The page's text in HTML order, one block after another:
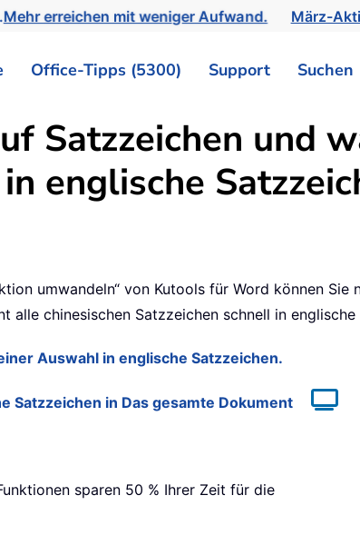
Mehr erreichen mit weniger Aufwand. März-
Office-Tipps (5300) Support Suchen
Satzzeichen und
englische
umwandeln“ von Kutools für Word können Sie
alle chinesischen Satzzeichen schnell in englische
Auswahl in englische Satzzeichen.
Satzzeichen in Das gesamte Dokument
sparen 50 % Ihrer Zeit für die